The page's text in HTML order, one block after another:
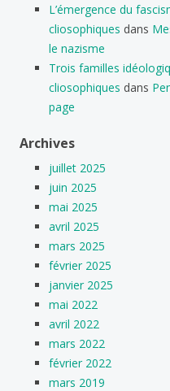
L’émergence du
cliosophiques dans
le nazisme
Trois familles
cliosophiques dans
page
Archives
juillet 2025
juin 2025
mai 2025
avril 2025
mars 2025
février 2025
janvier 2025
mai 2022
avril 2022
mars 2022
février 2022
mars 2019